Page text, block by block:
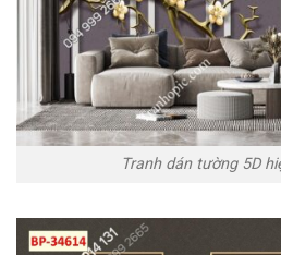
Tranh dán tường 5D